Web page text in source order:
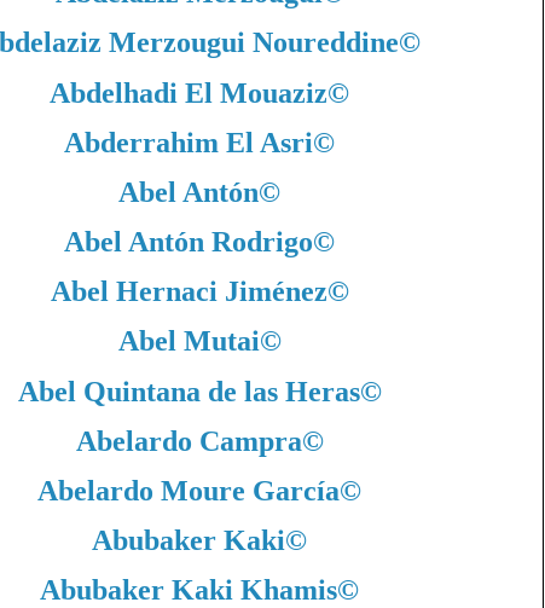
Merzougui Noureddine©
Abdelhadi El Mouaziz©
Abderrahim El Asri©
Abel Antón©
Abel Antón Rodrigo©
Abel Hernaci Jiménez©
Abel Mutai©
Abel Quintana de las Heras©
Abelardo Campra©
Abelardo Moure García©
Abubaker Kaki©
Abubaker Kaki Khamis©